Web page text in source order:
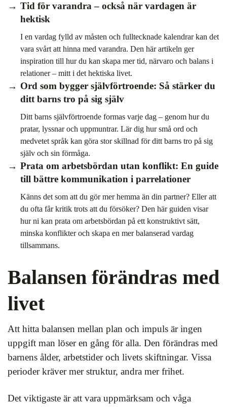
Tid för varandra – också när vardagen är
hektisk
I en vardag fylld av måsten och fulltecknade kalendrar kan det
vara svårt att hinna med varandra. Den här artikeln ger
inspiration till hur du kan skapa mer tid, närvaro och balans i
relationer – mitt i det hektiska livet.
Ord som bygger självförtroende: Så stärker du
ditt barns tro på sig själv
Ditt barns självförtroende formas varje dag – genom hur du
pratar, lyssnar och uppmuntrar. Lär dig hur små ord och
medvetet språk kan göra stor skillnad för ditt barns tro på sig
själv och sin förmåga.
Prata om arbetsbördan utan konflikt: En guide
till bättre kommunikation i parrelationer
Känns det som att du gör mer hemma än din partner? Eller att
du ofta får kritik trots att du försöker? Den här guiden visar
hur ni kan prata om arbetsbördan på ett konstruktivt sätt,
minska konflikter och skapa en mer balanserad vardag
tillsammans.
Balansen förändras med
livet
Att hitta balansen mellan plan och impuls är ingen
uppgift man löser en gång för alla. Den förändras med
barnens ålder, arbetstider och livets skiftningar. Vissa
perioder kräver mer struktur, andra mer frihet.
Det viktigaste är att vara uppmärksam och våga